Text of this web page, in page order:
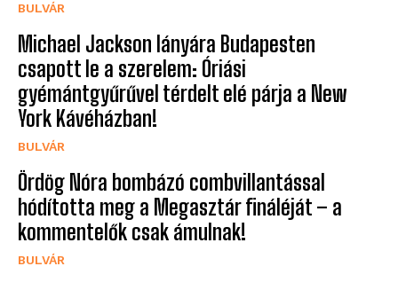
BULVÁR
Michael Jackson lányára Budapesten
csapott le a szerelem: Óriási
gyémántgyűrűvel térdelt elé párja a New
York Kávéházban!
BULVÁR
Ördög Nóra bombázó combvillantással
hódította meg a Megasztár fináléját – a
kommentelők csak ámulnak!
BULVÁR